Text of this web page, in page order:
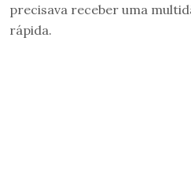
precisava receber uma
rápida.